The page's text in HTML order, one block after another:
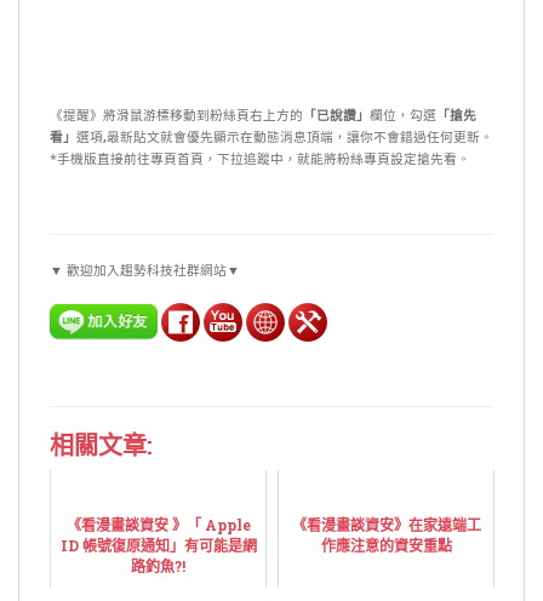
《提醒》將滑鼠游標移動到粉絲頁右上方的 「已說讚」 欄位，勾選 「搶先
看」 選項,最新貼文就會優先顯示在動態消息頂端，讓你不會錯過任何更新。
*手機版直接前往專頁首頁，下拉追蹤中，就能將粉絲專頁設定搶先看。
▼ 歡迎加入趨勢科技社群網站▼
相關文章:
《看漫畫談資安 》「 Apple
ID 帳號復原通知」有可能是網
路釣魚?!
《看漫畫談資安》在家遠端工
作應注意的資安重點